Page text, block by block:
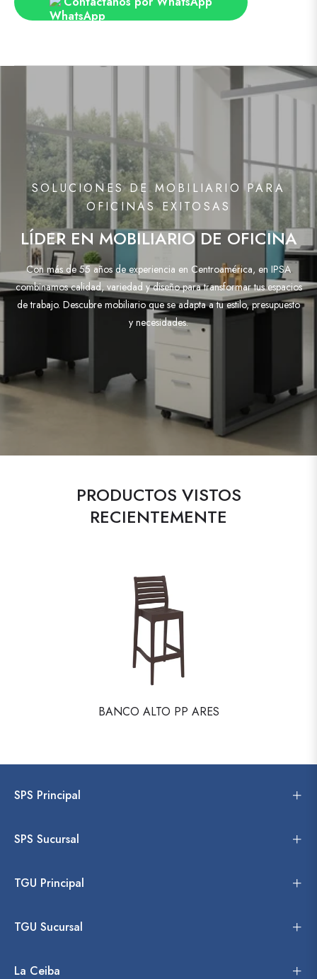
SOLUCIONES DE MOBILIARIO PARA
OFICINAS EXITOSAS
LÍDER EN MOBILIARIO DE OFICINA
Con más de 55 años de experiencia en Centroamérica, en IPSA
combinamos calidad, variedad y diseño para transformar tus espacios
de trabajo. Descubre mobiliario que se adapta a tu estilo, presupuesto
y necesidades.
PRODUCTOS VISTOS
RECIENTEMENTE
BANCO ALTO PP ARES
SPS Principal
SPS Sucursal
TGU Principal
TGU Sucursal
La Ceiba